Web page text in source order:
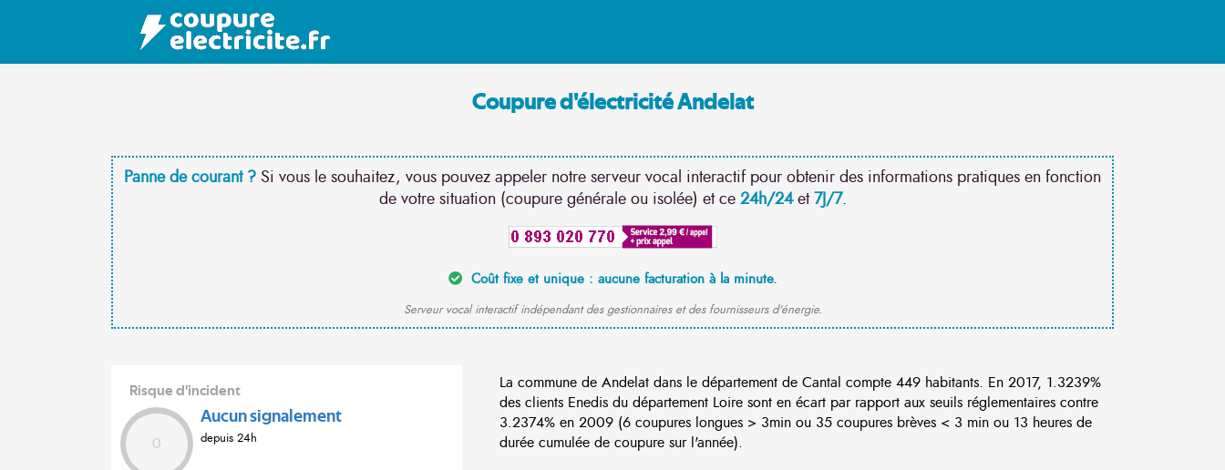
Coupure d'électricité Andelat
Panne de courant ? Si vous le souhaitez, vous pouvez appeler notre serveur vocal interactif pour obtenir des informations pratiques en fonction
de votre situation (coupure générale ou isolée) et ce 24h/24et7J/7.
Coût fixe et unique : aucune facturation à la minute.
Serveur vocal interactif indépendant des gestionnaires et des fournisseurs d'énergie.
Risque d'incident
0
Aucun signalement
depuis 24h
La commune de Andelat dans le département de Cantal compte 449 habitants. En 2017, 1.3239%
des clients Enedis du département Loire sont en écart par rapport aux seuils réglementaires contre
3.2374% en 2009 (6 coupures longues > 3min ou 35 coupures brèves < 3 min ou 13 heures de
durée cumulée de coupure sur l'année).